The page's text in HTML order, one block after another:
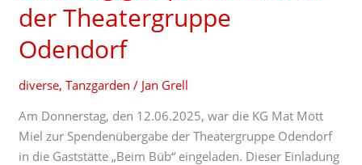
der Theatergruppe
Odendorf
diverse,Tanzgarden / Jan Grell
Am Donnerstag, den 12.06.2025, war die KG Mat Mött
Miel zur Spendenübergabe der Theatergruppe Odendorf
in die Gaststätte „Beim Büb“ eingeladen. Dieser Einladung
Odendorf